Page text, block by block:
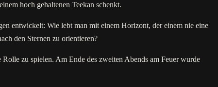
hoch gehaltenen Teekan schenkt.
entwickelt: Wie lebt man mit einem Horizont, der einem nie eine
den Sternen zu orientieren?
zu spielen. Am Ende des zweiten Abends am Feuer wurde